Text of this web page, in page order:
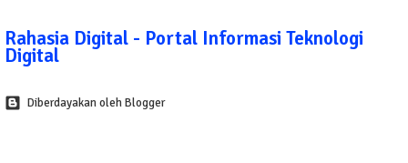
Rahasia Digital - Portal Informasi Teknologi
Digital
Diberdayakan oleh Blogger